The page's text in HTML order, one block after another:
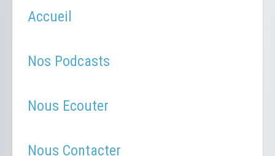
Accueil
Nos Podcasts
Nous Ecouter
Nous Contacter